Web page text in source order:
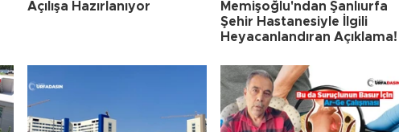
Açılışa Hazırlanıyor
Memişoğlu'ndan Şanlıurfa
Şehir Hastanesiyle İlgili
Heyacanlandıran Açıklama!